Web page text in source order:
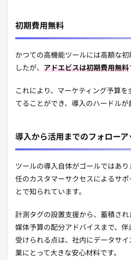
初期費用無料
かつての高機能ツールには高額な
したが、 アドエビスは初期費用無料
これにより、マーケティング予算
てることができ、導入のハードルが
導入から活用までのフォロー
ツールの導入自体がゴールではあ
任のカスタマーサクセスによるサ
とで知られています。
計測タグの設置支援から、蓄積され
媒体予算の配分アドバイスまで、
受けられる点は、社内にデータサ
業にとって大きな安心材料です。